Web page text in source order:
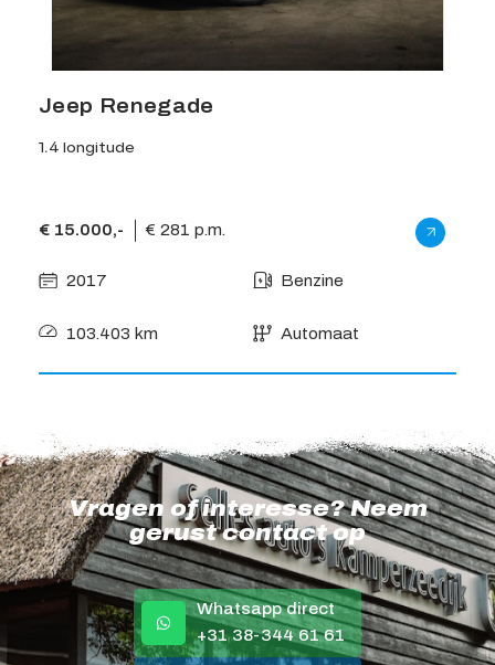
Jeep Renegade
1.4 longitude
€ 15.000,- € 281 p.m.
2017 Benzine
103.403 km Automaat
Vragen of interesse? Neem
gerust contact op
Whatsapp direct
+31 38-344 61 61